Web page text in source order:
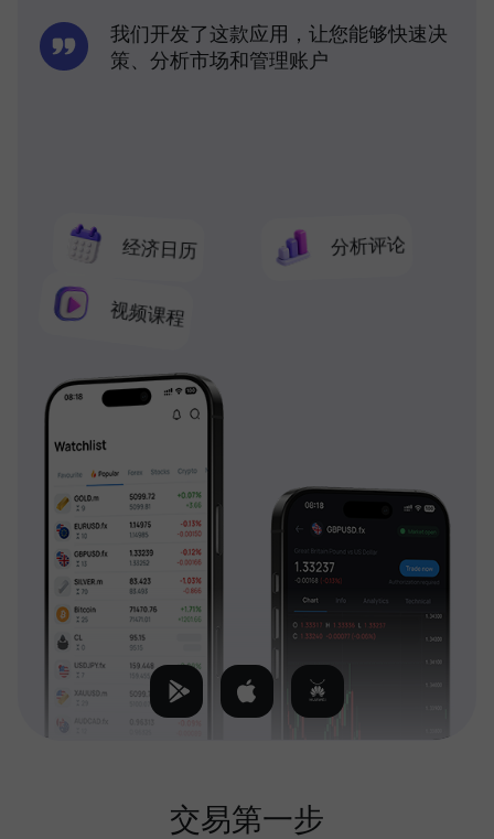
经济日历 分析评论
视频课程
我们开发了这款应用，让您能够快速决
策、分析市场和管理账户
交易第一步